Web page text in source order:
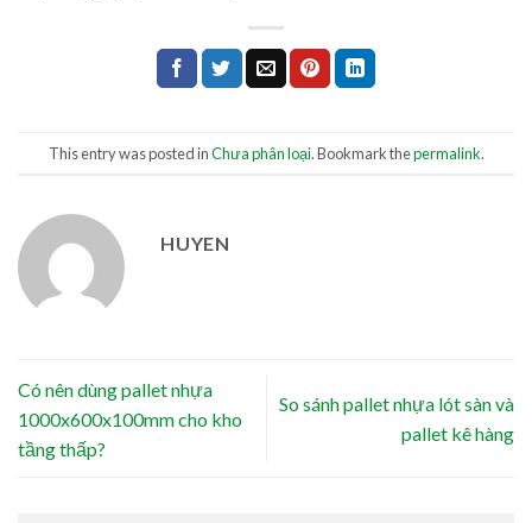
This entry was posted inChưa phân loại. Bookmark thepermalink.
HUYEN
Có nên dùng pallet nhựa
1000x600x100mm cho kho
tầng thấp?
So sánh pallet nhựa lót sàn và
pallet kê hàng